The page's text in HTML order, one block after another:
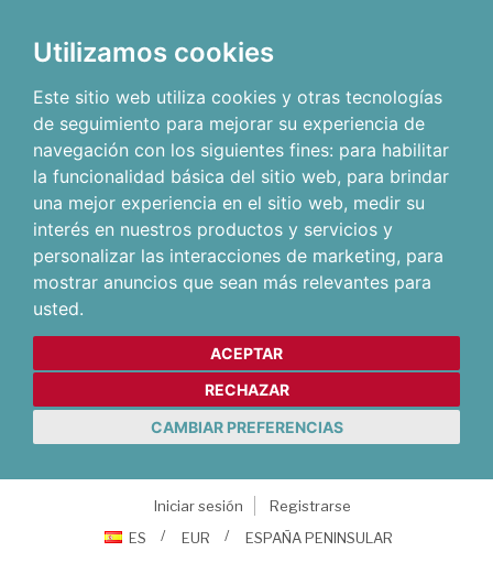
Utilizamos cookies
Este sitio web utiliza cookies y otras tecnologías
de seguimiento para mejorar su experiencia de
navegación con los siguientes fines: para habilitar
la funcionalidad básica del sitio web, para brindar
una mejor experiencia en el sitio web, medir su
interés en nuestros productos y servicios y
personalizar las interacciones de marketing, para
mostrar anuncios que sean más relevantes para
usted.
ACEPTAR
RECHAZAR
CAMBIAR PREFERENCIAS
Iniciar sesión
Registrarse
ES
EUR ESPAÑA PENINSULAR